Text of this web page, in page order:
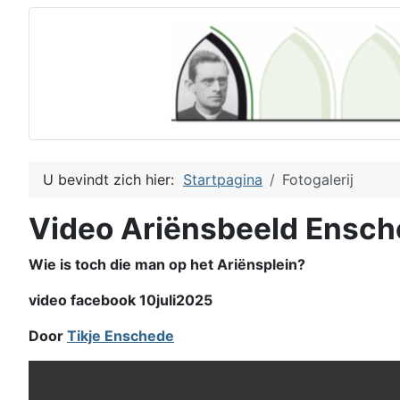
U bevindt zich hier: Startpagina Fotogalerij
Video Ariënsbeeld
Wie is toch die man op het Ariënsplein?
video facebook 10juli2025
Door Tikje Enschede